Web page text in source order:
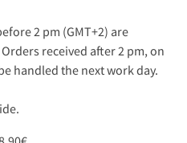
2 pm (GMT+2) are
received after 2 pm, on
handled the next work day.